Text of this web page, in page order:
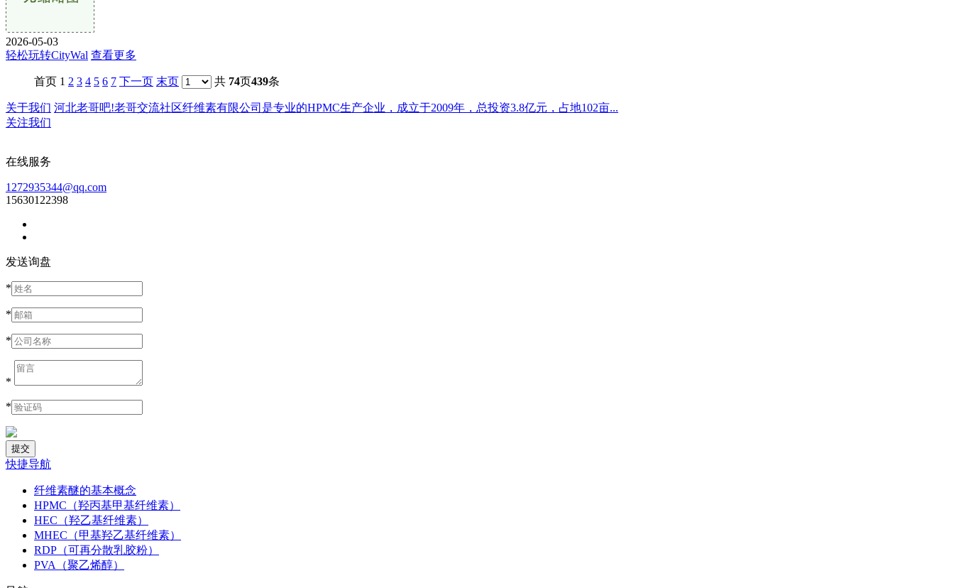
2026-05-03
轻松玩转CityWal 查看更多
首页 1 2 3 4 5 6 7 下一页 末页 共 74页439条
关于我们 河北老哥吧!老哥交流社区纤维素有限公司是专业的HPMC生产企业，成立于2009年，总投资3.8亿元，占地102亩...
关注我们
在线服务
1272935344@qq.com
15630122398
发送询盘
*
*
*
*
*
快捷导航
纤维素醚的基本概念
HPMC（羟丙基甲基纤维素）
HEC（羟乙基纤维素）
MHEC（甲基羟乙基纤维素）
RDP（可再分散乳胶粉）
PVA（聚乙烯醇）